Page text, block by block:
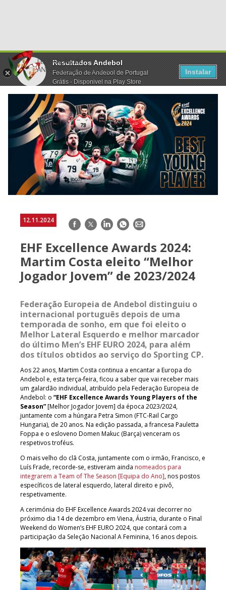
Resultados Andebol
Federação de Andebol de Portugal
Grátis - Disponivel na Play Store
Instalar
12.11.2024 Facebook
TwitterLinkedInWhatsApp
E-
EHF Excellence Awards 2024:
Martim Costa eleito “Melhor
Jogador Jovem” de 2023/2024
Federação Europeia de Andebol distinguiu o
internacional português depois de uma
temporada de sonho, em que foi eleito o
Melhor Lateral Esquerdo e melhor marcador
do último Men’s EHF EURO 2024, para além
dos títulos obtidos ao serviço do Sporting CP.
Aos 22 anos, Martim Costa continua a encantar a Europa do
Andebol e, esta terça-feira, ficou a saber que vai receber mais
um galardão individual, atribuído pela Federação Europeia de
Andebol: o “EHF Excellence Awards Young Players of the
Season”[Melhor Jogador Jovem] da época 2023/2024,
juntamente com a húngara Petra Simon (FTC-Rail Cargo
Hungaria), de 20 anos. Na edição passada, a francesa Pauletta
Foppa e o esloveno Domen Makuc (Barça) venceram os
respetivos troféus.
O mais velho do clã Costa, juntamente com o irmão, Francisco, e
Luís Frade, recorde-se, estiveram ainda nomeados para
integrarem a Team of The Season [Equipa do Ano], nos postos
específicos de lateral esquerdo, lateral direito e pivô,
respetivamente.
A cerimónia do EHF Excellence Awards 2024 vai decorrer no
próximo dia 14 de dezembro em Viena, Áustria, durante o Final
Weekend do Women’s EHF EURO 2024, que contará com a
participação da Seleção Nacional A Feminina, 16 anos depois.